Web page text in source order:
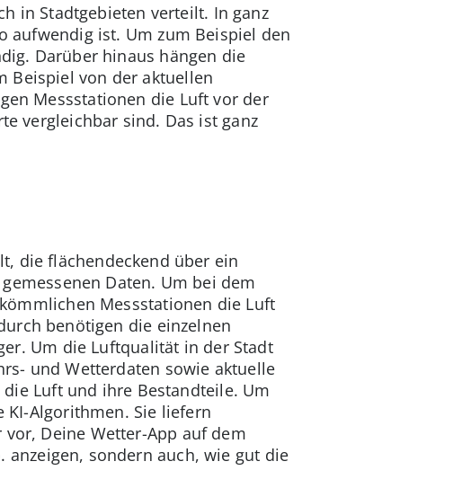
in Stadtgebieten verteilt. In ganz
aufwendig ist. Um zum Beispiel den
Darüber hinaus hängen die
Beispiel von der aktuellen
Messstationen die Luft vor der
vergleichbar sind. Das ist ganz
die flächendeckend über ein
Daten. Um bei dem
Messstationen die Luft
benötigen die einzelnen
Um die Luftqualität in der Stadt
und Wetterdaten sowie aktuelle
Luft und ihre Bestandteile. Um
Algorithmen. Sie liefern
Deine Wetter-App auf dem
sondern auch, wie gut die